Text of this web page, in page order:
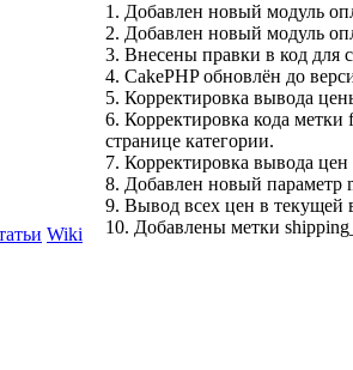
Wiki
1. Добавлен новый модуль
2. Добавлен новый модуль
3. Внесены правки в код для
4. CakePHP обновлён до
5. Корректировка вывода
6. Корректировка кода метки
странице категории.
7. Корректировка вывода
8. Добавлен новый параметр
9. Вывод всех цен в текущей
10. Добавлены метки